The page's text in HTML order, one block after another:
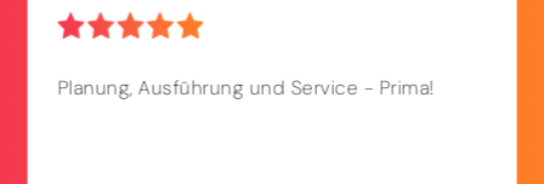
Planung, Ausführung und Service - Prima!